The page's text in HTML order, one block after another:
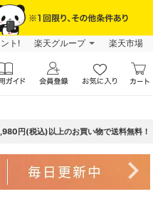
ト! 楽天グループ 楽天市場
円(税込)以上のお買い物で送料無料！
navigate_next